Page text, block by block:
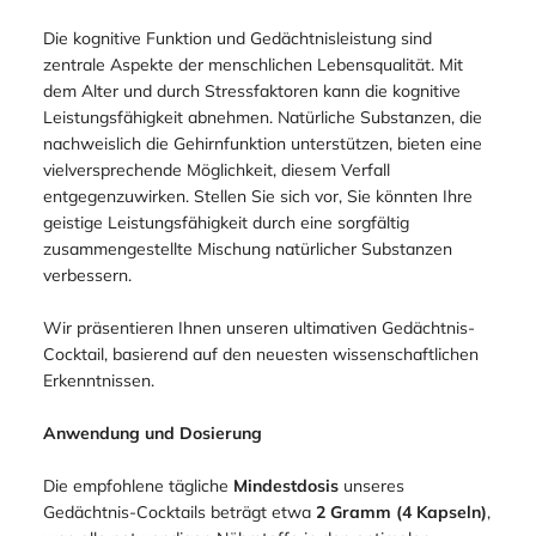
Die kognitive Funktion und Gedächtnisleistung sind
zentrale Aspekte der menschlichen Lebensqualität. Mit
dem Alter und durch Stressfaktoren kann die kognitive
Leistungsfähigkeit abnehmen. Natürliche Substanzen, die
nachweislich die Gehirnfunktion unterstützen, bieten eine
vielversprechende Möglichkeit, diesem Verfall
entgegenzuwirken. Stellen Sie sich vor, Sie könnten Ihre
geistige Leistungsfähigkeit durch eine sorgfältig
zusammengestellte Mischung natürlicher Substanzen
verbessern.
Wir präsentieren Ihnen unseren ultimativen Gedächtnis-
Cocktail, basierend auf den neuesten wissenschaftlichen
Erkenntnissen.
Anwendung und Dosierung
Die empfohlene tägliche Mindestdosis unseres
Gedächtnis-Cocktails beträgt etwa 2 Gramm (4 Kapseln),